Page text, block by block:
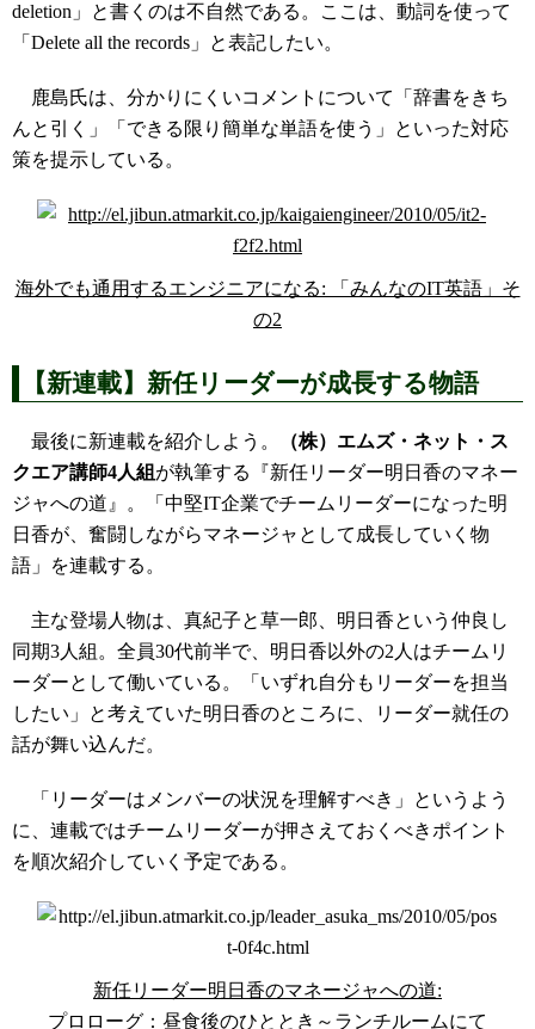
deletion」と書くのは不自然である。ここは、動詞を使って
「Delete all the records」と表記したい。
鹿島氏は、分かりにくいコメントについて「辞書をきち
んと引く」「できる限り簡単な単語を使う」といった対応
策を提示している。
海外でも通用するエンジニアになる: 「みんなのIT英語」そ
の2
【新連載】新任リーダーが成長する物語
最後に新連載を紹介しよう。
（株）エムズ・ネット・ス
クエア講師4人組 が執筆する『新任リーダー明日香のマネー
ジャへの道』。「中堅IT企業でチームリーダーになった明
日香が、奮闘しながらマネージャとして成長していく物
語」を連載する。
主な登場人物は、真紀子と草一郎、明日香という仲良し
同期3人組。全員30代前半で、明日香以外の2人はチームリ
ーダーとして働いている。「いずれ自分もリーダーを担当
したい」と考えていた明日香のところに、リーダー就任の
話が舞い込んだ。
「リーダーはメンバーの状況を理解すべき」というよう
に、連載ではチームリーダーが押さえておくべきポイント
を順次紹介していく予定である。
新任リーダー明日香のマネージャへの道:
プロローグ：昼食後のひととき～ランチルームにて